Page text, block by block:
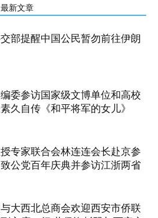
最新文章
部提醒中国公民暂勿前往伊朗
委参访国家级文博单位和高校
久自传《和平将军的女儿》
专家联合会林连连会长赴京参
公党百年庆典并参访江浙两省
大西北总商会欢迎西安市侨联